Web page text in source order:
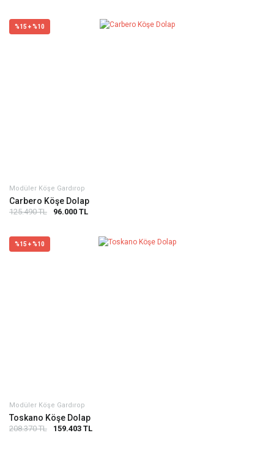
%15 + %10
Modüler Köşe Gardırop
Carbero Köşe Dolap
125.490 TL 96.000 TL
%15 + %10
Modüler Köşe Gardırop
Toskano Köşe Dolap
208.370 TL 159.403 TL